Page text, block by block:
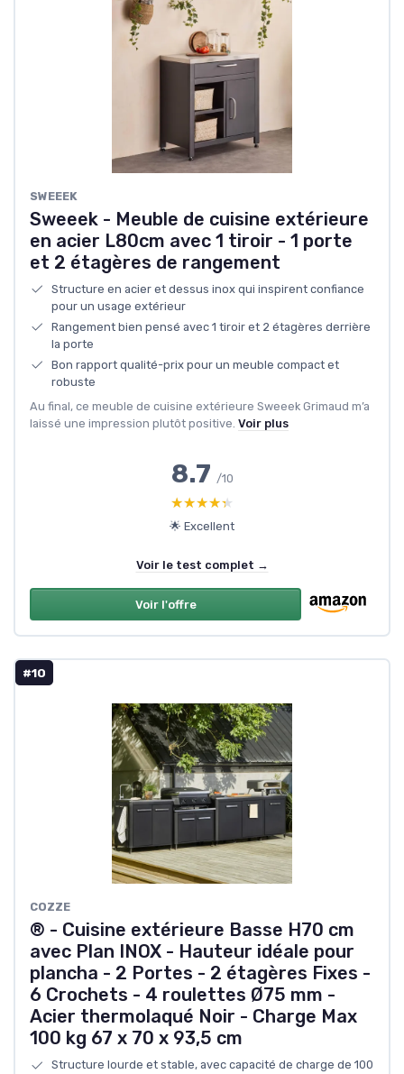
SWEEEK
Sweeek - Meuble de cuisine extérieure
en acier L80cm avec 1 tiroir - 1 porte
et 2 étagères de rangement
Structure en acier et dessus inox qui inspirent confiance
pour un usage extérieur
Rangement bien pensé avec 1 tiroir et 2 étagères derrière
la porte
Bon rapport qualité-prix pour un meuble compact et
robuste
Au final, ce meuble de cuisine extérieure Sweeek Grimaud m’a
laissé une impression plutôt positive. Voir plus
8.7 /10
★★★★★
★★★★★
🌟 Excellent
Voir le test complet →
Voir l'offre
#10
COZZE
® - Cuisine extérieure Basse H70 cm
avec Plan INOX - Hauteur idéale pour
plancha - 2 Portes - 2 étagères Fixes -
6 Crochets - 4 roulettes Ø75 mm -
Acier thermolaqué Noir - Charge Max
100 kg 67 x 70 x 93,5 cm
Structure lourde et stable, avec capacité de charge de 100